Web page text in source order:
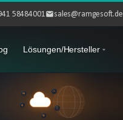
58484001 sales@ramgesoft.de
Lösungen/Hersteller